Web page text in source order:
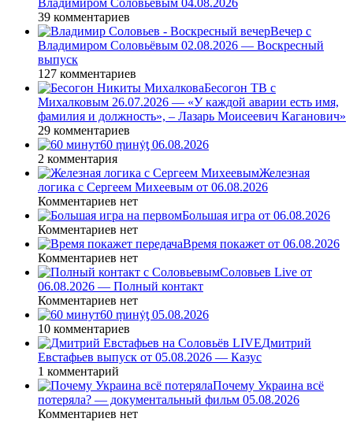
Владимиром Соловьёвым 04.08.2026
39 комментариев
Вечер с
Владимиром Соловьёвым 02.08.2026 — Воскресный
выпуск
127 комментариев
Бесогон ТВ с
Михалковым 26.07.2026 — «У каждой аварии есть имя,
фамилия и должность», – Лазарь Моисеевич Каганович»
29 комментариев
60 ṃинẏƫ 06.08.2026
2 комментария
Железная
логика с Сергеем Михеевым от 06.08.2026
Комментариев нет
Большая игра от 06.08.2026
Комментариев нет
Время покажет от 06.08.2026
Комментариев нет
Соловьев Live от
06.08.2026 — Полный контакт
Комментариев нет
60 ṃинẏƫ 05.08.2026
10 комментариев
Дмитрий
Евстафьев выпуск от 05.08.2026 — Казус
1 комментарий
Почему Украина всё
потеряла? — документальный фильм 05.08.2026
Комментариев нет